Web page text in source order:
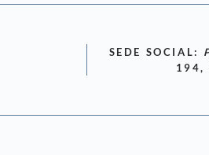
SEDE SOCIAL:
194,